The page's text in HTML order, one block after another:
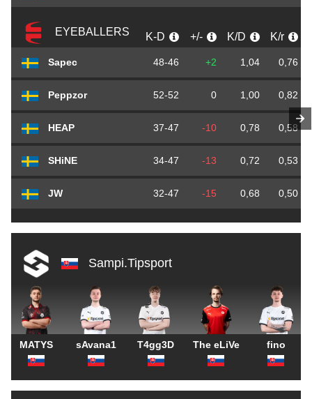
EYEBALLERS K-D +/- K/D K/r
Sapec 48-46 +2 1,04 0,76
Peppzor 52-52 0 1,00 0,82
HEAP 37-47 -10 0,78 0,58
SHiNE 34-47 -13 0,72 0,53
JW 32-47 -15 0,68 0,50
Sampi.Tipsport
MATYS sAvana1 T4gg3D The eLiVe fino